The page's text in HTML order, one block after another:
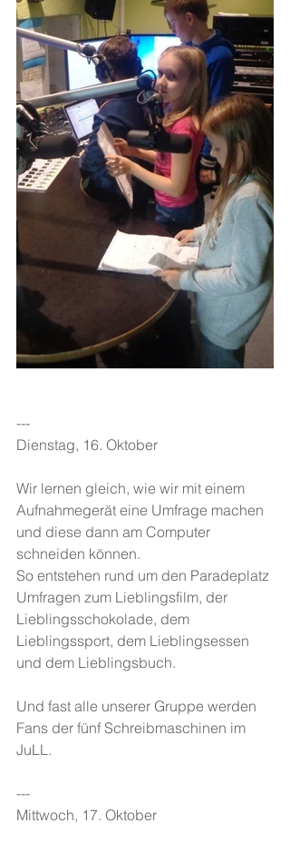
---
Dienstag, 16. Oktober
Wir lernen gleich, wie wir mit einem
Aufnahmegerät eine Umfrage machen
und diese dann am Computer
schneiden können.
So entstehen rund um den Paradeplatz
Umfragen zum Lieblingsfilm, der
Lieblingsschokolade, dem
Lieblingssport, dem Lieblingsessen
und dem Lieblingsbuch.
Und fast alle unserer Gruppe werden
Fans der fünf Schreibmaschinen im
JuLL.
---
Mittwoch, 17. Oktober